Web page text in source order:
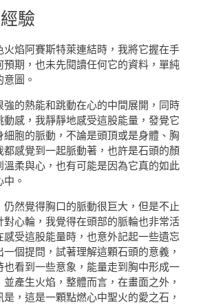
驗
火焰阿賽斯特萊連結時，我將它握在手
預期，也未先閱讀任何它的資料，單純
圖。
強的熱能和跳動在心的中間展開，同時
動感，我靜靜地感受這股能量，發覺它
細胞的脈動，不論是頭頂或是身體、胸
都感覺到一起脈動著，也許是石頭的顏
溫柔與心，也有可能是因為它真的如此
。
仍然覺得胸口的脈動很巨大，但是不止
對心輪，我覺得在頭部的脈輪也非常活
感受這股能量時，也意外記起一些遺忘
個提問，試著理解這顆石頭的意義，
也看到一些意象，能量走到胸中形成一
產生火焰，整體而言，在畫面之外，
，這是一顆點燃心中聖火的愛之石，